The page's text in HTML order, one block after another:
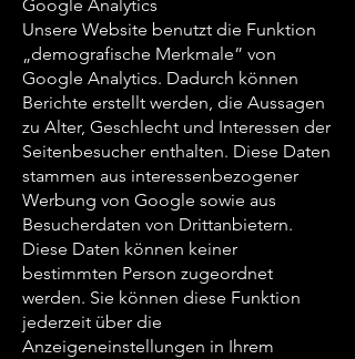
Google Analytics
Unsere Website benutzt die Funktion
„demografische Merkmale” von
Google Analytics. Dadurch können
Berichte erstellt werden, die Aussagen
zu Alter, Geschlecht und Interessen der
Seitenbesucher enthalten. Diese Daten
stammen aus interessenbezogener
Werbung von Google sowie aus
Besucherdaten von Drittanbietern.
Diese Daten können keiner
bestimmten Person zugeordnet
werden. Sie können diese Funktion
jederzeit über die
Anzeigeneinstellungen in Ihrem